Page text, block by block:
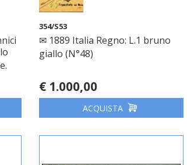
354/S53
✉ 1889 Italia Regno: L.1 bruno
giallo (N°48)
€ 1.000,00
ACQUISTA